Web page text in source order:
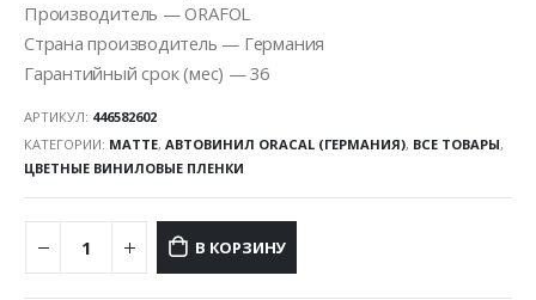
Производитель — ORAFOL
Страна производитель — Германия
Гарантийный срок (мес) — 36
АРТИКУЛ: 446582602
КАТЕГОРИИ: MATTE, АВТОВИНИЛ ORACAL (ГЕРМАНИЯ), ВСЕ ТОВАРЫ,
ЦВЕТНЫЕ ВИНИЛОВЫЕ ПЛЕНКИ
В КОРЗИНУ